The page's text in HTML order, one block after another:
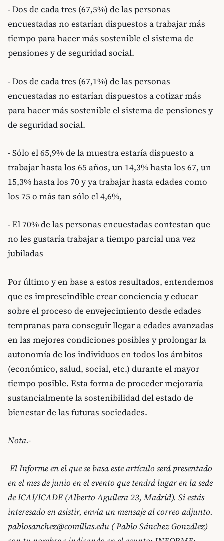
- Dos de cada tres (67,5%) de las personas
encuestadas no estarían dispuestos a trabajar más
tiempo para hacer más sostenible el sistema de
pensiones y de seguridad social.
- Dos de cada tres (67,1%) de las personas
encuestadas no estarían dispuestos a cotizar más
para hacer más sostenible el sistema de pensiones y
de seguridad social.
- Sólo el 65,9% de la muestra estaría dispuesto a
trabajar hasta los 65 años, un 14,3% hasta los 67, un
15,3% hasta los 70 y ya trabajar hasta edades como
los 75 o más tan sólo el 4,6%,
- El 70% de las personas encuestadas contestan que
no les gustaría trabajar a tiempo parcial una vez
jubiladas
Por último y en base a estos resultados, entendemos
que es imprescindible crear conciencia y educar
sobre el proceso de envejecimiento desde edades
tempranas para conseguir llegar a edades avanzadas
en las mejores condiciones posibles y prolongar la
autonomía de los individuos en todos los ámbitos
(económico, salud, social, etc.) durante el mayor
tiempo posible. Esta forma de proceder mejoraría
sustancialmente la sostenibilidad del estado de
bienestar de las futuras sociedades.
Nota.-
El Informe en el que se basa este artículo será presentado
en el mes de junio en el evento que tendrá lugar en la sede
de ICAI/ICADE (Alberto Aguilera 23, Madrid). Si estás
interesado en asistir, envía un mensaje al correo adjunto.
pablosanchez@comillas.edu ( Pablo Sánchez González)